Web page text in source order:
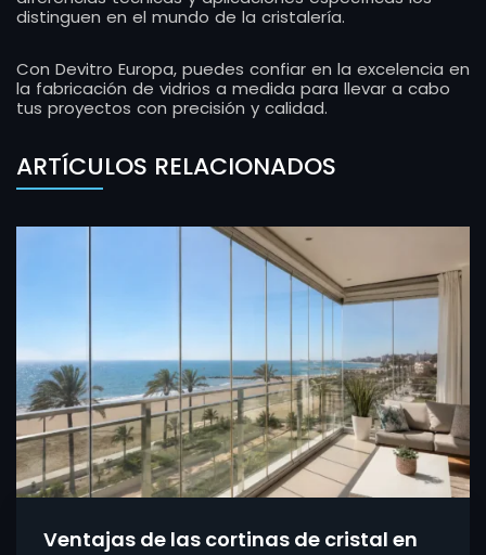
distinguen en el mundo de la cristalería.
Con Devitro Europa, puedes confiar en la excelencia en
la fabricación de vidrios a medida para llevar a cabo
tus proyectos con precisión y calidad.
ARTÍCULOS RELACIONADOS
Ventajas de las cortinas de cristal en